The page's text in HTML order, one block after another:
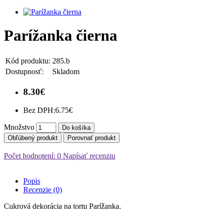
Parížanka čierna
Kód produktu: 285.b
Dostupnosť:
Skladom
8.30€
Bez DPH:6.75€
Množstvo
Do košíka
Obľúbený produkt
Porovnať produkt
Počet hodnotení: 0 Napísať recenziu
Popis
Recenzie (0)
Cukrová dekorácia na tortu Parížanka.